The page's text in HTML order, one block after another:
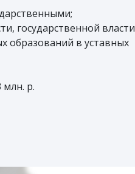
государственной власти
образований в уставных
р.